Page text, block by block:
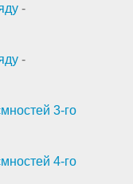
-
-
3-го
4-го